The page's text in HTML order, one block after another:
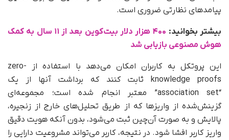
پیامدهای نظارتی ضروری است.
بیشتر بخوانید:
۴۰۰ هزار دلار بیت‌کوین بعد از ۱۱ سال به‌ کمک
هوش مصنوعی بازیابی شد
این پروتکل به کاربران امکان می‌دهد با استفاده از zero-
knowledge proofs ثابت کنند که برداشت آنها از یک
“association set” معتبر انجام شده است؛ مجموعه‌ای
گزینش‌شده از واریزها که از طریق تحلیل‌های خارج از زنجیره،
پالایش و به‌ صورت آن‌چین ثبت می‌شود، بدون آنکه هویت دقیق
واریز کاربر افشا شود. در نتیجه، کاربر می‌تواند مشروعیت دارایی را